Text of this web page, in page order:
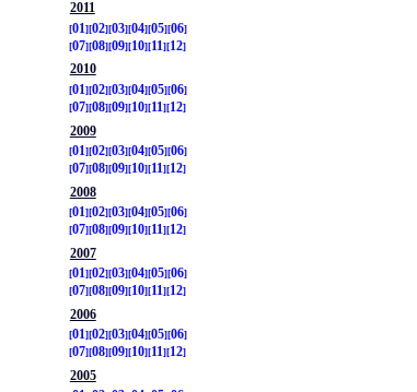
2011
01
02 03 04 05 06
07 08 09 10 11
12
2010
01
02 03 04 05 06
07 08 09 10 11
12
2009
01
02 03 04 05 06
07 08 09 10 11
12
2008
01
02 03 04 05 06
07 08 09 10 11
12
2007
01
02 03 04 05 06
07 08 09 10 11
12
2006
01
02 03 04 05 06
07 08 09 10 11
12
2005